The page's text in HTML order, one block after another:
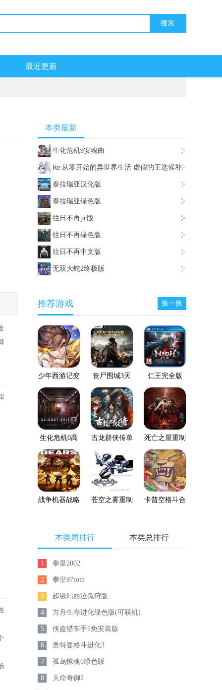
最近更新
本类最新
生化危机9安魂曲
Re:从零开始的异世界生活 虚假的王选候补
泰拉瑞亚汉化版
泰拉瑞亚绿色版
往日不再pc版
往日不再绿色版
往日不再中文版
无双大蛇2终极版
推荐游戏 换一换
少年西游记变
态服
丧尸围城3天
启版
仁王完全版
生化危机0高
清重制版
古龙群侠传单
机版下载
死亡之屋重制
版
战争机器战略
苍空之雾重制
卡普空格斗合
本类周排行 本类总排行
1 拳皇2002
2 拳皇97rom
3 超级玛丽泣兔狩版
4 方舟生存进化绿色版(可联机)
5 侠盗猎车手5免安装版
6 奥特曼格斗进化3
7 孤岛惊魂6绿色版
8 天命奇御2